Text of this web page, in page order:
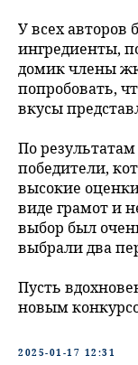
У всех авторов
ингредиенты,
домик члены
попробовать,
вкусы
По
победители,
высокие
виде грамот и
выбор был
выбрали два
Пусть
новым
2025-01-17 12:31